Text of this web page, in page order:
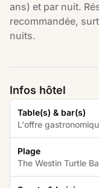
ans) et par nuit.
recommandée,
nuits.
Infos hôtel
Table(s) & bar(s)
Plage